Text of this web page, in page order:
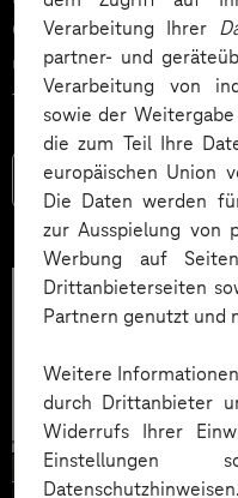
Verarbeitung Ihrer
partner- und
Verarbeitung von
sowie der
die zum Teil Ihre
europäischen Union
Die Daten werden
zur Ausspielung von
Werbung auf
Drittanbieterseiten
Partnern genutzt und
Weitere
durch Drittanbieter
Widerrufs Ihrer
Datenschutzhinweisen.
und liefert ein
für
Mehr lesen